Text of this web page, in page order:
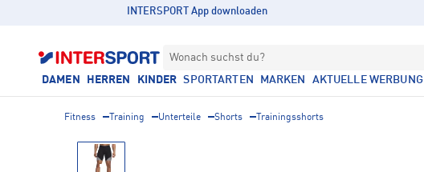
INTERSPORT App downloaden
Wonach suchst du?
DAMEN HERREN KINDER SPORTARTEN MARKEN AKTUELLE WERBUNG
Fitness Training Unterteile Shorts Trainingsshorts